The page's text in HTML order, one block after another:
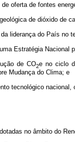
oferta de fontes
de dióxido de
liderança do País no
Estratégia Nacional
de CO2e no ciclo
Mudança do Clima; e
tecnológico
no âmbito do